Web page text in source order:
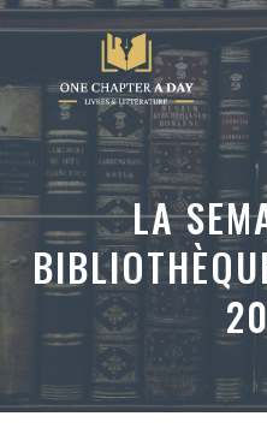
Aller
contenu
LA